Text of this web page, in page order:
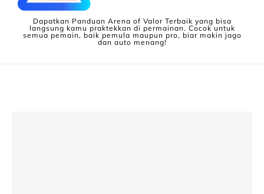
Dapatkan Panduan Arena of Valor Terbaik yang bisa
langsung kamu praktekkan di permainan. Cocok untuk
semua pemain, baik pemula maupun pro, biar makin jago
dan auto menang!